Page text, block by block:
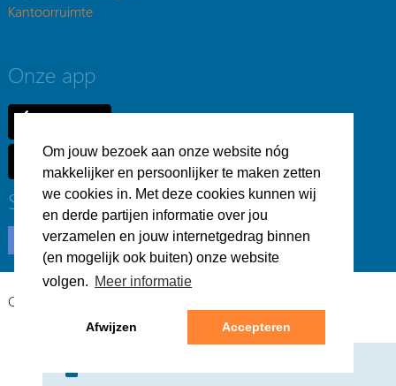
Om jouw bezoek aan onze website nóg
makkelijker en persoonlijker te maken zetten
we cookies in. Met deze cookies kunnen wij
en derde partijen informatie over jou
verzamelen en jouw internetgedrag binnen
(en mogelijk ook buiten) onze website
volgen. Meer informatie
Afwijzen Accepteren
Kantoorruimte
Onze app
Social
Copyright © Bedrijfsvastgoed.nl -